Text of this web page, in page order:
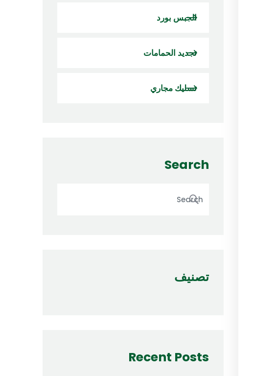
الجبس بورد
تجديد الحمامات
تسليك مجاري
Search
تصنيف
Recent Posts